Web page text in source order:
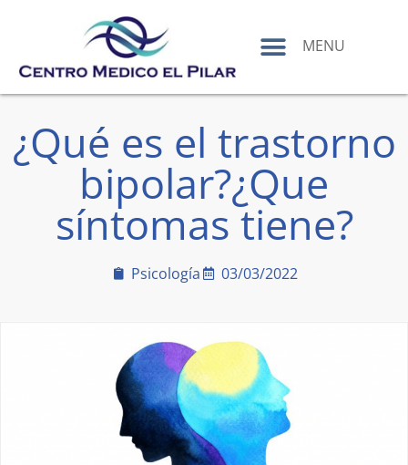
MENU
¿Qué es el trastorno
bipolar?¿Que
síntomas tiene?
Psicología 03/03/2022